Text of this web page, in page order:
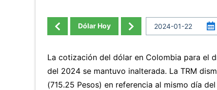
Dólar Hoy
La cotización del dólar en Colombia para el
del 2024 se mantuvo inalterada. La TRM
(715.25 Pesos) en referencia al mismo día